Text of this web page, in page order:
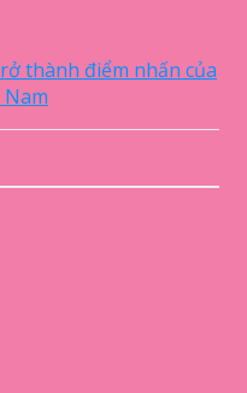
thành điểm nhấn của